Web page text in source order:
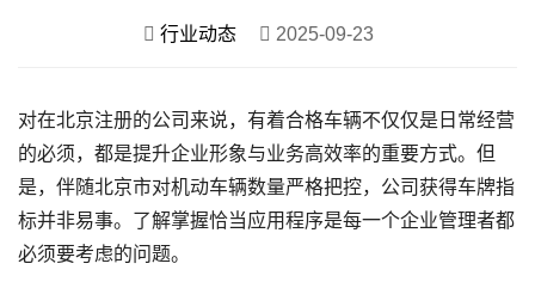
行业动态 2025-09-23
对在北京注册的公司来说，有着合格车辆不仅仅是日常经营
的必须，都是提升企业形象与业务高效率的重要方式。但
是，伴随北京市对机动车辆数量严格把控，公司获得车牌指
标并非易事。了解掌握恰当应用程序是每一个企业管理者都
必须要考虑的问题。